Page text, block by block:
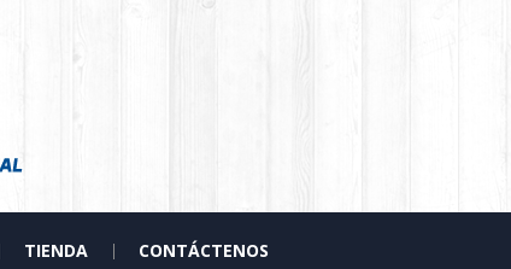
TIENDA CONTÁCTENOS